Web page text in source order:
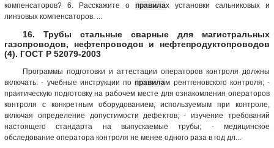
компенсаторов? 6. Расскажите о правилах установки сальниковых и
линзовых компенсаторов. ...
16. Трубы стальные сварные для магистральных
газопроводов, нефтепроводов и нефтепродуктопроводов
(4). ГОСТ Р 52079-2003
Программы подготовки и аттестации операторов контроля должны
включать: - учебные инструкции поправилам рентгеновского контроля; -
практическую подготовку на рабочем месте для ознакомления операторов
контроля с конкретным оборудованием, используемым при контроле,
включая определение допустимости дефектов; - изучение требований
настоящего стандарта на выпускаемые трубы; - медицинское
обследование оператора контроля не менее одного раза в год дл...